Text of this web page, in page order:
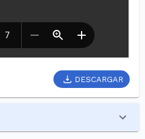
DESCARGAR